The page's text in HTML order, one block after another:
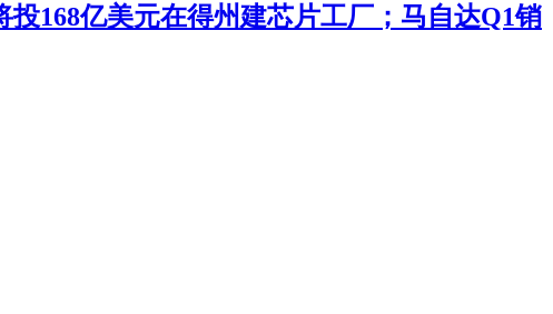
投168亿美元在得州建芯片工厂；马自达Q1销